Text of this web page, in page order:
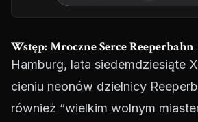
Wstęp: Mroczne Serce Reeperbahn
Hamburg, lata siedemdziesiąte
cieniu neonów dzielnicy
również “wielkim wolnym